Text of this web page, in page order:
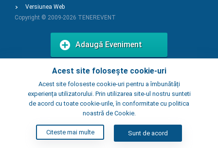
Acest site folosește cookie-uri
Acest site foloseste cookie-uri pentru a îmbunătăți
experiența utilizatorului. Prin utilizarea site-ul nostru sunteti
de acord cu toate cookie-urile, în conformitate cu politica
noastră de Cookie.
Citeste mai multe Sunt de acord
Versiunea Web
Copyright © 2009-2026 TENEREVENT
Adaugă Eveniment
Adaugă Local